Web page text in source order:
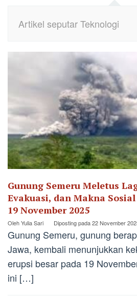
Artikel seputar Teknologi
Gunung Semeru Meletus
Evakuasi, dan Makna
19 November 2025
OlehYulia Sari Diposting pada22 November
Gunung Semeru, gunung
Jawa, kembali menunjukkan
erupsi besar pada 19
ini […]